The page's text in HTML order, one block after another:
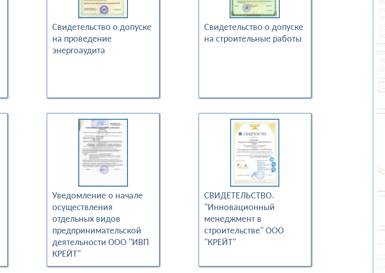
Свидетельство о допуске
на проведение
энергоаудита
Свидетельство о допуске
на строительные работы
Уведомление о начале
осуществления
отдельных видов
предпринимательской
деятельности ООО "ИВП
КРЕЙТ"
СВИДЕТЕЛЬСТВО.
"Инновационный
менеджмент в
строительстве" ООО
"КРЕЙТ"